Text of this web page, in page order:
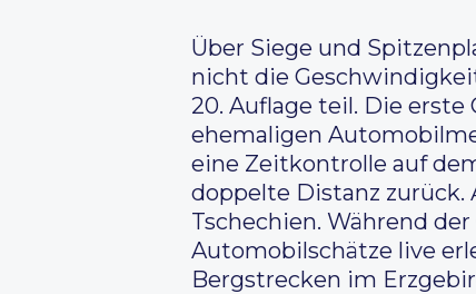
Über Siege und
nicht die
20. Auflage teil. Die erste
ehemaligen
eine Zeitkontrolle auf
doppelte Distanz
Tschechien. Während
Automobilschätze live
Bergstrecken im